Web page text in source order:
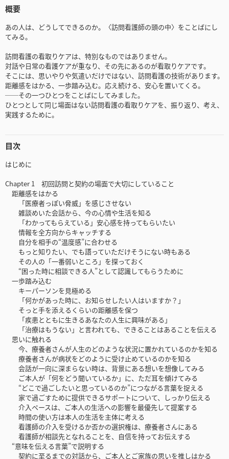
概要
あの人は、どうしてできるのか。〈訪問看護師の頭の中〉をことばにし
てみる。
訪問看護の看取りケアは、特別なものではありません。
対話や日常の看護ケアが重なり、その先にあるのが看取りケアです。
そこには、思いやりや気遣いだけではない、訪問看護の技術があります。
距離感をはかる、一歩踏み込む。応え続ける、安心を置いてくる。
──その一つひとつをことばにしてみました。
ひとつとして同じ場面はない訪問看護の看取りケアを、振り返り、考え、
実践するために。
目次
はじめに
Chapter 1 初回訪問と契約の場面で大切にしていること
距離感をはかる
「医療者っぽい脅威」を感じさせない
雑談めいた会話から、今の心情や生活を知る
「わかってもらえている」安心感を持ってもらいたい
情報を全方向からキャッチする
自分を相手の“温度感”に合わせる
もっと知りたい、でも語っていただけそうにない時もある
その人の「一番弱いところ」を探っておく
“困った時に相談できる人”として認識してもらうために
一歩踏み込む
キーパーソンを見極める
「何かがあった時に、お知らせしたい人はいますか？」
そっと手を添えるくらいの距離感を保つ
「疾患とともに生きるあなたの人生に興味がある」
「治療はもうない」と言われても、できることはあることを伝える
思いに触れる
今、療養者さんが人生のどのような状況に置かれているのかを知る
療養者さんが病状をどのように受け止めているのかを知る
会話が一向に深まらない時は、背景にある想いを想像してみる
ご本人が「何をどう聞いているか」に、ただ耳を傾けてみる
“どこで過ごしたいと思っているのか”につながる言葉を捉える
家で過ごすために提供できるサポートについて、しっかり伝える
介入ペースは、ご本人の生活への影響を最優先して提案する
時間の使い方は本人の生活を主体に考える
看護師の介入を受けるか否かの選択権は、療養者さんにある
看護師が相談先となれることを、自信を持ってお伝えする
“意味を伝える言葉”で説明する
契約に至るまでの対話から、ご本人とご家族の思いを推しはかる